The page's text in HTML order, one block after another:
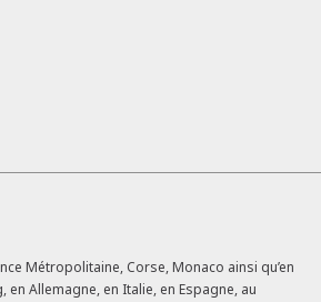
Métropolitaine, Corse, Monaco ainsi qu’en
en Allemagne, en Italie, en Espagne, au